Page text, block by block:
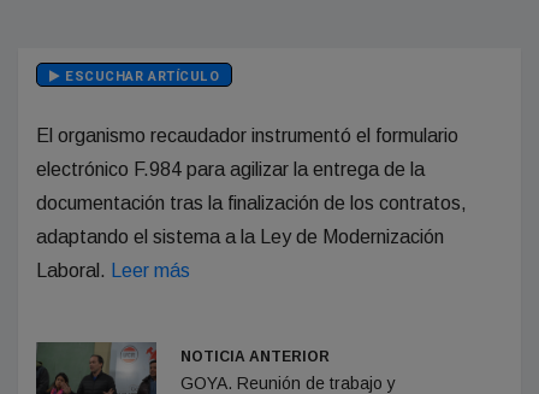
ESCUCHAR ARTÍCULO
El organismo recaudador instrumentó el formulario
electrónico F.984 para agilizar la entrega de la
documentación tras la finalización de los contratos,
adaptando el sistema a la Ley de Modernización
Laboral.
Leer más
NOTICIA ANTERIOR
GOYA. Reunión de trabajo y